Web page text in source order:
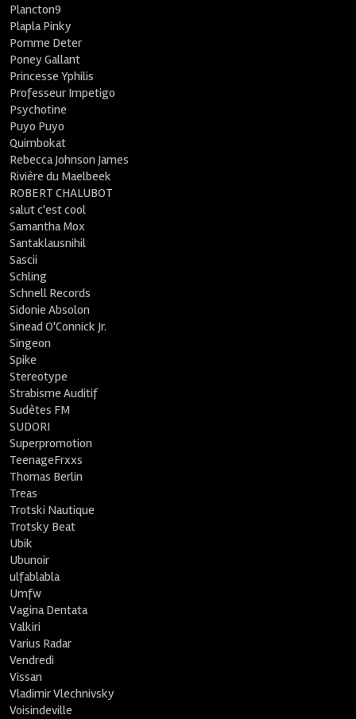
Plancton9
Plapla Pinky
Pomme Deter
Poney Gallant
Princesse Yphilis
Professeur Impetigo
Psychotine
Puyo Puyo
Quimbokat
Rebecca Johnson James
Rivière du Maelbeek
ROBERT CHALUBOT
salut c'est cool
Samantha Mox
Santaklausnihil
Sascii
Schling
Schnell Records
Sidonie Absolon
Sinead O'Connick Jr.
Singeon
Spike
Stereotype
Strabisme Auditif
Sudètes FM
SUDORI
Superpromotion
TeenageFrxxs
Thomas Berlin
Treas
Trotski Nautique
Trotsky Beat
Ubik
Ubunoir
ulfablabla
Umfw
Vagina Dentata
Valkiri
Varius Radar
Vendredi
Vissan
Vladimir Vlechnivsky
Voisindeville